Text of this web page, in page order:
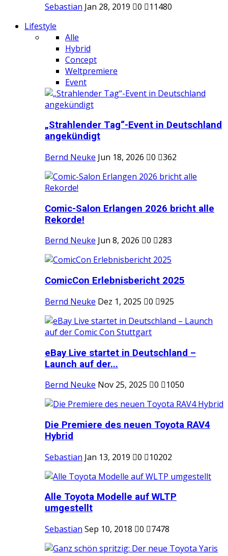
Sebastian Jan 28, 2019 0
11480
Lifestyle
Alle
Hybrid
Concept
Weltpremiere
Event
„Strahlender Tag“-Event in Deutschland
angekündigt
Bernd Neuke Jun 18, 2026 0 362
Comic-Salon Erlangen 2026 bricht alle
Rekorde!
Bernd Neuke Jun 8, 2026 0 283
ComicCon Erlebnisbericht 2025
Bernd Neuke Dez 1, 2025 0 925
eBay Live startet in Deutschland –
Launch auf der...
Bernd Neuke Nov 25, 2025 0 1050
Die Premiere des neuen Toyota RAV4
Hybrid
Sebastian Jan 13, 2019 0 10202
Alle Toyota Modelle auf WLTP
umgestellt
Sebastian Sep 10, 2018 0 7478